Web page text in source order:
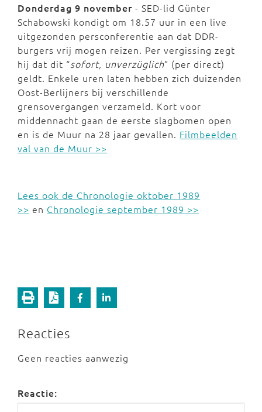
Donderdag 9 november - SED-lid Günter
Schabowski kondigt om 18.57 uur in een live
uitgezonden persconferentie aan dat DDR-
burgers vrij mogen reizen. Per vergissing zegt
hij dat dit “sofort, unverzüglich” (per direct)
geldt. Enkele uren laten hebben zich duizenden
Oost-Berlijners bij verschillende
grensovergangen verzameld. Kort voor
middennacht gaan de eerste slagbomen open
en is de Muur na 28 jaar gevallen. Filmbeelden
val van de Muur >>
Lees ook de Chronologie oktober 1989
>> en Chronologie september 1989 >>
Reacties
Geen reacties aanwezig
Reactie: